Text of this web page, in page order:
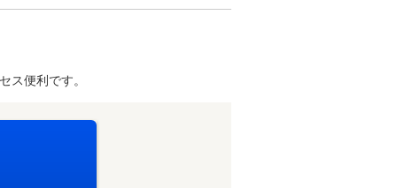
ス便利です。